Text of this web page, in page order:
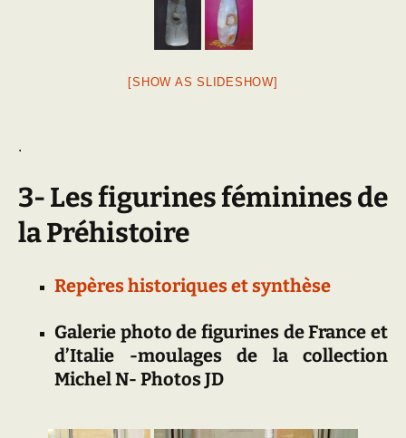
[SHOW AS SLIDESHOW]
.
3- Les figurines féminines de
la Préhistoire
Repères historiques et synthèse
Galerie photo de figurines de France et
d’Italie -moulages de la collection
Michel N- Photos JD